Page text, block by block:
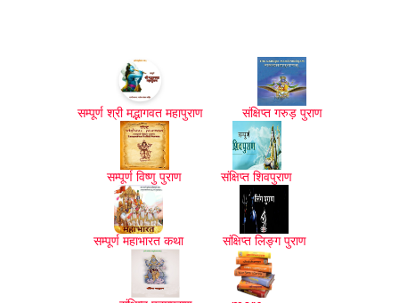
सम्पूर्ण श्री मद्भागवत महापुराण संक्षिप्त गरुड़ पुराण
सम्पूर्ण विष्णु पुराण संक्षिप्त शिवपुराण
सम्पूर्ण महाभारत कथा संक्षिप्त लिङ्ग पुराण